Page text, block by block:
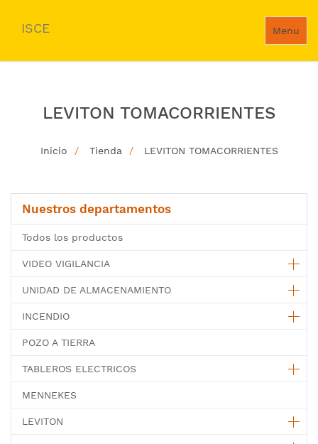
Menu
ISCE
LEVITON TOMACORRIENTES
Inicio Tienda LEVITON TOMACORRIENTES
Nuestros departamentos
Todos los productos
VIDEO VIGILANCIA
UNIDAD DE ALMACENAMIENTO
INCENDIO
POZO A TIERRA
TABLEROS ELECTRICOS
MENNEKES
LEVITON